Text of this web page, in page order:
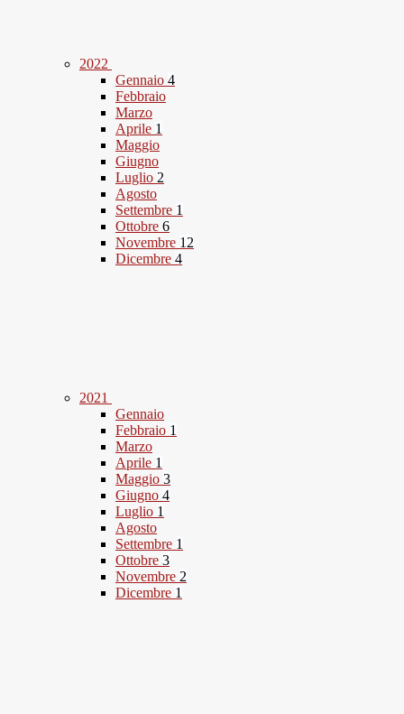
2022
Gennaio 4
Febbraio
Marzo
Aprile 1
Maggio
Giugno
Luglio 2
Agosto
Settembre 1
Ottobre 6
Novembre 12
Dicembre 4
2021
Gennaio
Febbraio 1
Marzo
Aprile 1
Maggio 3
Giugno 4
Luglio 1
Agosto
Settembre 1
Ottobre 3
Novembre 2
Dicembre 1